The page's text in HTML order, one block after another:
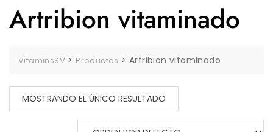
Artribion vitaminado
VitaminsSV > Productos >Artribion vitaminado
MOSTRANDO EL ÚNICO RESULTADO